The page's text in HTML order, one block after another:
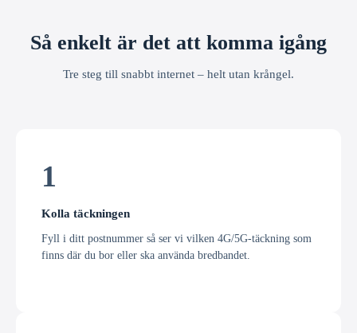
Så enkelt är det att komma igång
Tre steg till snabbt internet – helt utan krångel.
1
Kolla täckningen
Fyll i ditt postnummer så ser vi vilken 4G/5G-täckning som
finns där du bor eller ska använda bredbandet.